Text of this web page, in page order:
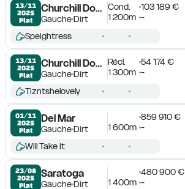
13/11
2025
Plat
Churchill Downs
GaucheDirt
Cond.
103 189 €
1 200m -
Speightress
13/11
2025
Plat
Churchill Downs
GaucheDirt
Récl.
54 174 €
1 300m -
Tizntshelovely
01/11
2025
Plat
Del Mar
GaucheDirt
859 910 €
1 600m -
Will Take It
23/08
2025
Plat
Saratoga
GaucheDirt
480 900 €
1 400m -